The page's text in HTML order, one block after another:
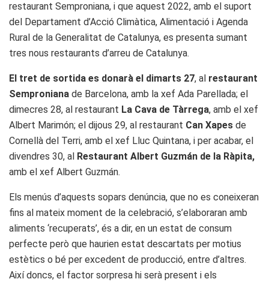
restaurant Semproniana, i que aquest 2022, amb el suport
del Departament d’Acció Climàtica, Alimentació i Agenda
Rural de la Generalitat de Catalunya, es presenta sumant
tres nous restaurants d’arreu de Catalunya.
El tret de sortida es donarà el dimarts 27, al restaurant
Semproniana de Barcelona, amb la xef Ada Parellada; el
dimecres 28, al restaurant La Cava de Tàrrega, amb el xef
Albert Marimón; el dijous 29, al restaurant Can Xapes de
Cornellà del Terri, amb el xef Lluc Quintana, i per acabar, el
divendres 30, al Restaurant Albert Guzmán de la Ràpita,
amb el xef Albert Guzmán.
Els menús d’aquests sopars denúncia, que no es coneixeran
fins al mateix moment de la celebració, s’elaboraran amb
aliments ‘recuperats’, és a dir, en un estat de consum
perfecte però que haurien estat descartats per motius
estètics o bé per excedent de producció, entre d’altres.
Així doncs, el factor sorpresa hi serà present i els